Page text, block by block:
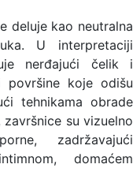
deluje kao neutralna
U interpretaciji
nerđajući čelik i
površine koje odišu
tehnikama obrade
su vizuelno
zadržavajući
domaćem